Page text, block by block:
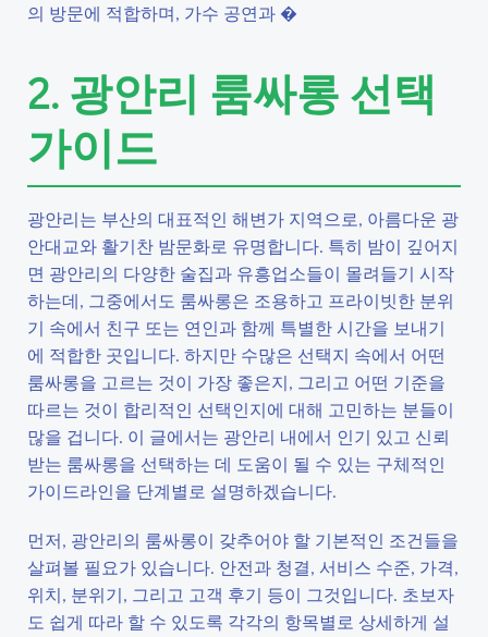
의 방문에 적합하며, 가수 공연과 �
2. 광안리 룸싸롱 선택
가이드
광안리는 부산의 대표적인 해변가 지역으로, 아름다운 광
안대교와 활기찬 밤문화로 유명합니다. 특히 밤이 깊어지
면 광안리의 다양한 술집과 유흥업소들이 몰려들기 시작
하는데, 그중에서도 룸싸롱은 조용하고 프라이빗한 분위
기 속에서 친구 또는 연인과 함께 특별한 시간을 보내기
에 적합한 곳입니다. 하지만 수많은 선택지 속에서 어떤
룸싸롱을 고르는 것이 가장 좋은지, 그리고 어떤 기준을
따르는 것이 합리적인 선택인지에 대해 고민하는 분들이
많을 겁니다. 이 글에서는 광안리 내에서 인기 있고 신뢰
받는 룸싸롱을 선택하는 데 도움이 될 수 있는 구체적인
가이드라인을 단계별로 설명하겠습니다.
먼저, 광안리의 룸싸롱이 갖추어야 할 기본적인 조건들을
살펴볼 필요가 있습니다. 안전과 청결, 서비스 수준, 가격,
위치, 분위기, 그리고 고객 후기 등이 그것입니다. 초보자
도 쉽게 따라 할 수 있도록 각각의 항목별로 상세하게 설